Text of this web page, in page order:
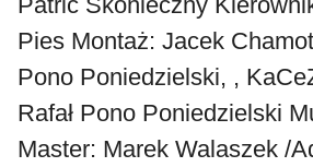
Pies Montaż: Jacek
Pono Poniedzielski, ,
Rafał Pono Poniedzielski
Master: Marek Walaszek /